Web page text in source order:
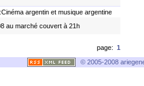
argentin et musique argentine
au marché couvert à 21h
page: 1
© 2005-2008